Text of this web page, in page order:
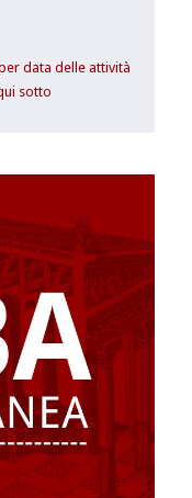
data delle attività
sotto